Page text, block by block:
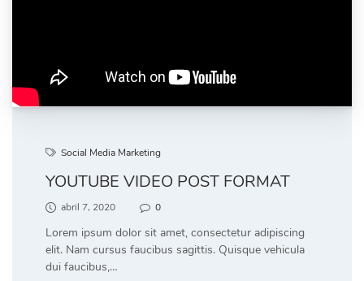
Social Media Marketing
YOUTUBE VIDEO POST FORMAT
abril 7, 2020 0
Lorem ipsum dolor sit amet, consectetur adipiscing
elit. Nam cursus faucibus sagittis. Quisque vehicula
dui faucibus,…